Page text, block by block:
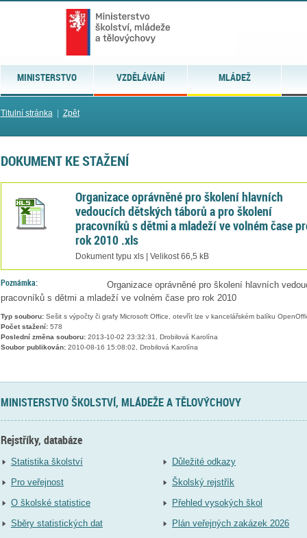
MINISTERSTVO VZDĚLÁVÁNÍ MLÁDEŽ
Titulní stránka| Zpět
DOKUMENT KE STAŽENÍ
Organizace oprávněné pro školení hlavních
vedoucích dětských táborů a pro školení
pracovníků s dětmi a mladeží ve volném čase
rok 2010 .xls
Dokument typu xls | Velikost 66,5 kB
Poznámka:
Organizace oprávněné pro školení hlavních
pracovníků s dětmi a mladeží ve volném čase pro rok 2010
Typ souboru:Sešit s výpočty či grafy Microsoft Office, otevřít lze v kancelářském balíku
Počet stažení:578
Poslední změna souboru:2013-10-02 23:32:31, Drobilová Karolína
Soubor publikován:2010-08-16 15:08:02, Drobilová Karolína
MINISTERSTVO ŠKOLSTVÍ, MLÁDEŽE A TĚLOVÝCHOVY
Rejstříky, databáze
Statistika školství
Pro veřejnost
O školské statistice
Sběry statistických dat
Důležité odkazy
Školský rejstřík
Přehled vysokých škol
Plán veřejných zakázek 2026